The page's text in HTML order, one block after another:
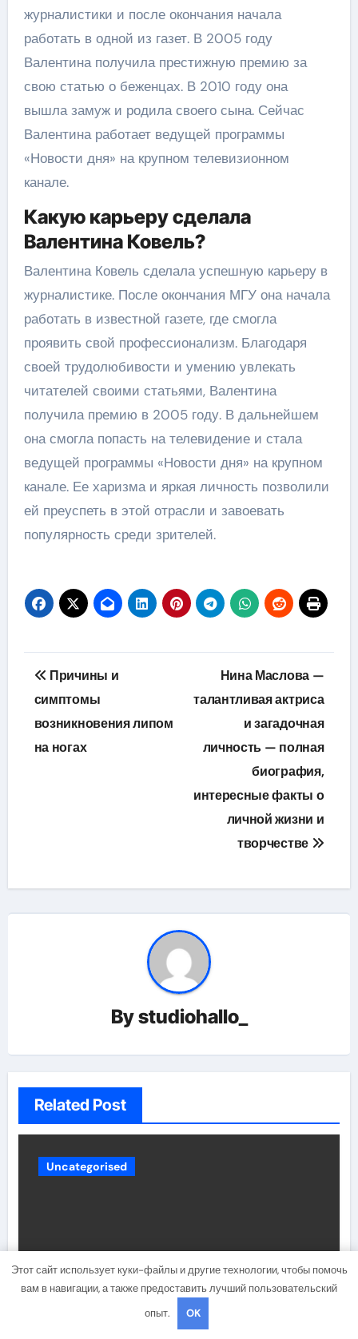
журналистики и после окончания начала
работать в одной из газет. В 2005 году
Валентина получила престижную премию за
свою статью о беженцах. В 2010 году она
вышла замуж и родила своего сына. Сейчас
Валентина работает ведущей программы
«Новости дня» на крупном телевизионном
канале.
Какую карьеру сделала
Валентина Ковель?
Валентина Ковель сделала успешную карьеру в
журналистике. После окончания МГУ она начала
работать в известной газете, где смогла
проявить свой профессионализм. Благодаря
своей трудолюбивости и умению увлекать
читателей своими статьями, Валентина
получила премию в 2005 году. В дальнейшем
она смогла попасть на телевидение и стала
ведущей программы «Новости дня» на крупном
канале. Ее харизма и яркая личность позволили
ей преуспеть в этой отрасли и завоевать
популярность среди зрителей.
Навигация
по
записям
Причины и
симптомы
возникновения липом
на ногах
Нина Маслова —
талантливая актриса
и загадочная
личность — полная
биография,
интересные факты о
личной жизни и
творчестве
Bystudiohallo_
Related Post
Uncategorised
Биография Дидюля —
Этот сайт использует куки-файлы и другие технологии, чтобы помочь
вам в навигации, а также предоставить лучший пользовательский
опыт.
OK